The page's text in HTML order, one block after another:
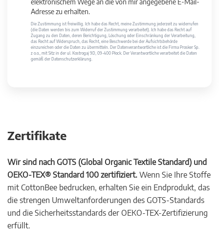
elektronischem Wege an die von mir angegebene E-Mail-
Adresse zu erhalten.
Die Zustimmung ist freiwillig. Ich habe das Recht, meine Zustimmung jederzeit zu widerrufen
(die Daten werden bis zum Widerruf der Zustimmung verarbeitet). Ich habe das Recht auf
Zugang zu den Daten, deren Berichtigung, Löschung oder Einschränkung der Verarbeitung,
das Recht auf Widerspruch, das Recht, eine Beschwerde bei der Aufsichtsbehörde
einzureichen oder die Daten zu übermitteln. Der Datenverantwortliche ist die Firma Prosker Sp.
z o.o., mit Sitz in der ul. Kostrogaj 9D, 09-400 Płock. Der Verantwortliche verarbeitet die Daten
gemäß der Datenschutzerklärung.
Zertifikate
Wir sind nach GOTS (Global Organic Textile Standard) und
OEKO-TEX® Standard 100 zertifiziert. Wenn Sie Ihre Stoffe
mit CottonBee bedrucken, erhalten Sie ein Endprodukt, das
die strengen Umweltanforderungen des GOTS-Standards
und die Sicherheitsstandards der OEKO-TEX-Zertifizierung
erfüllt.